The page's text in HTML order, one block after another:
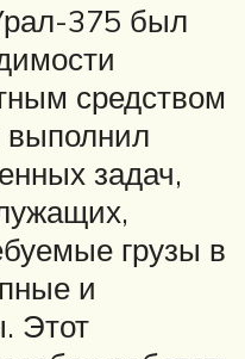
375 был
средством
выполнил
задач,
грузы в
и
Этот